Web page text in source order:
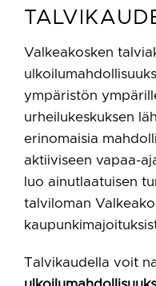
Valkeakosken
ympäristön
urheilukeskuksen
erinomaisia
aktiiviseen vapaa-
luo ainutlaatuisen
talviloman
Talvikaudella voit